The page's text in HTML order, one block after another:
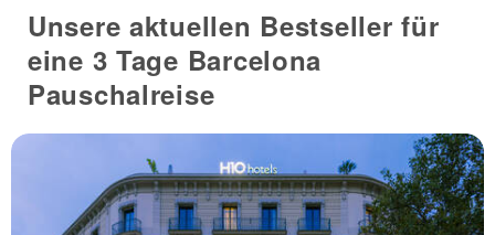
Unsere aktuellen Bestseller für
eine 3 Tage Barcelona
Pauschalreise